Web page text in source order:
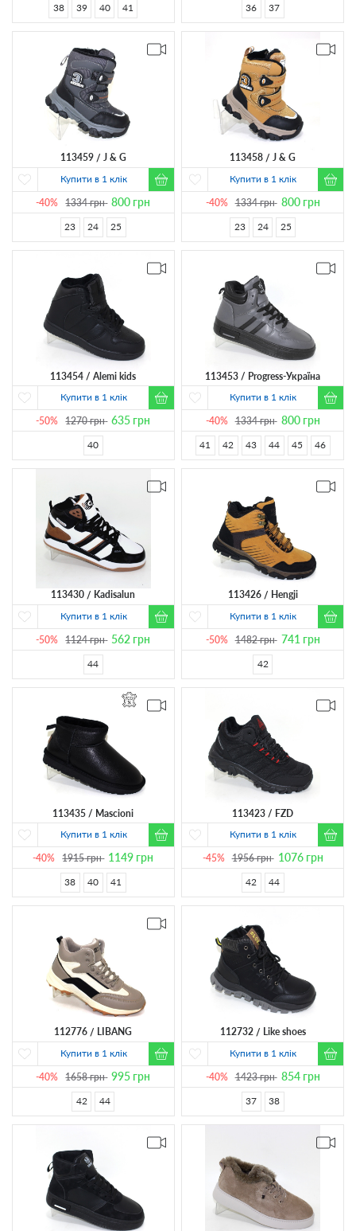
38 39 40 41 36 37
113459
J & G
Купити в 1 клік
-40% 1334грн 800 грн
23 24 25
113458
J & G
Купити в 1 клік
-40% 1334грн 800грн
23 24 25
113454
Alemi kids
Купити в 1 клік
-50% 1270грн 635 грн
40
113453
Progress-Україна
Купити в 1 клік
-40% 1334грн 800грн
41 42 43 44 45 46
113430
Kadisalun
Купити в 1 клік
-50% 1124грн 562 грн
44
113426
Hengji
Купити в 1 клік
-50% 1482грн 741 грн
42
113435
Mascioni
Купити в 1 клік
-40% 1915грн 1149 грн
38 40 41
113423
FZD
Купити в 1 клік
-45% 1956грн 1076грн
42 44
112776
LIBANG
Купити в 1 клік
-40% 1658грн 995 грн
42 44
112732
Like shoes
Купити в 1 клік
-40% 1423грн 854грн
37 38